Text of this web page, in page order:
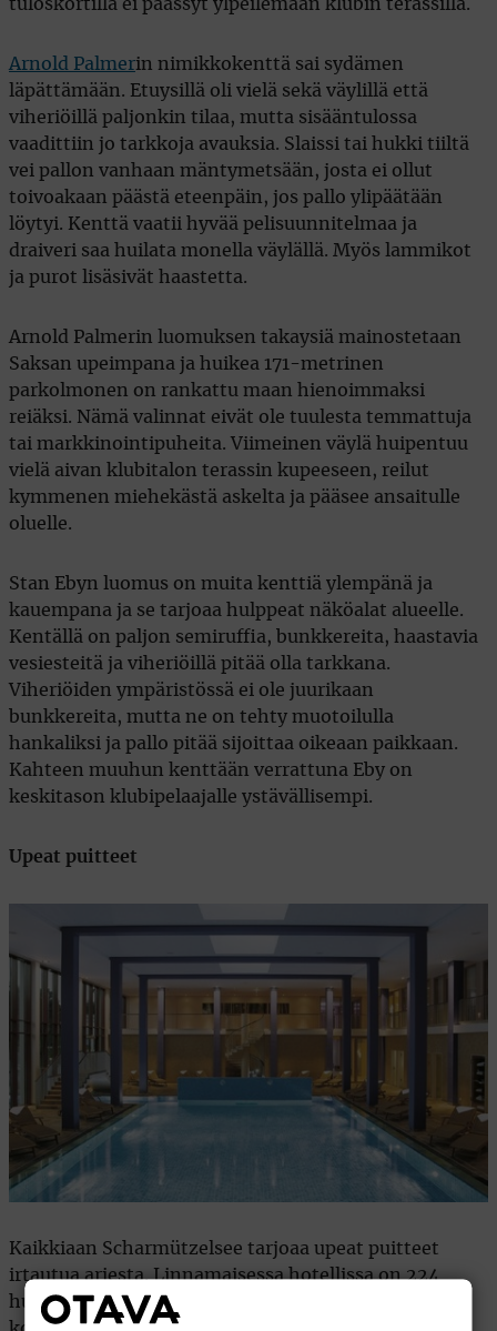
tuloskortilla ei päässyt ylpeilemään klubin terassilla.
Arnold Palmerin nimikkokenttä sai sydämen
läpättämään. Etuysillä oli vielä sekä väylillä että
viheriöillä paljonkin tilaa, mutta sisääntulossa
vaadittiin jo tarkkoja avauksia. Slaissi tai hukki tiiltä
vei pallon vanhaan mäntymetsään, josta ei ollut
toivoakaan päästä eteenpäin, jos pallo ylipäätään
löytyi. Kenttä vaatii hyvää pelisuunnitelmaa ja
draiveri saa huilata monella väylällä. Myös lammikot
ja purot lisäsivät haastetta.
Arnold Palmerin luomuksen takaysiä mainostetaan
Saksan upeimpana ja huikea 171-metrinen
parkolmonen on rankattu maan hienoimmaksi
reiäksi. Nämä valinnat eivät ole tuulesta temmattuja
tai markkinointipuheita. Viimeinen väylä huipentuu
vielä aivan klubitalon terassin kupeeseen, reilut
kymmenen miehekästä askelta ja pääsee ansaitulle
oluelle.
Stan Ebyn luomus on muita kenttiä ylempänä ja
kauempana ja se tarjoaa hulppeat näköalat alueelle.
Kentällä on paljon semiruffia, bunkkereita, haastavia
vesiesteitä ja viheriöillä pitää olla tarkkana.
Viheriöiden ympäristössä ei ole juurikaan
bunkkereita, mutta ne on tehty muotoilulla
hankaliksi ja pallo pitää sijoittaa oikeaan paikkaan.
Kahteen muuhun kenttään verrattuna Eby on
keskitason klubipelaajalle ystävällisempi.
Upeat puitteet
Kaikkiaan Scharmützelsee tarjoaa upeat puitteet
irtautua arjesta. Linnamaisessa hotellissa on 224
huippuluokan huonetta, jotka eivät ole mitään